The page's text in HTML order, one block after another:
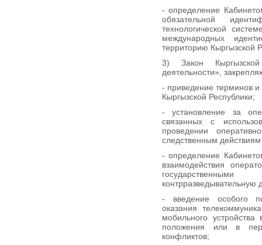
- определение
обязательной
технологической
международных
территорию Кыргызской
3) Закон Кыргызской
деятельности»,
- приведение терминов
Кыргызской Республики;
- установление за
связанных с
проведении
следственным
- определение
взаимодействия
контрразведывательную
- введение особого
оказания
мобильного
положения или в
конфликтов;